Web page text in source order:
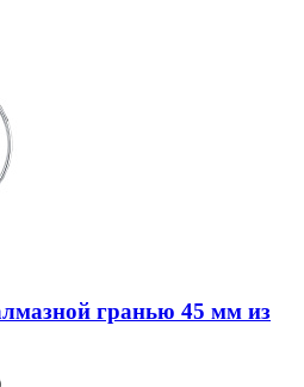
гранью 45 мм из